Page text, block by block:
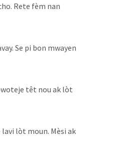
Rete fèm nan
Se pi bon mwayen
têt nou ak lòt
lòt moun. Mèsi ak